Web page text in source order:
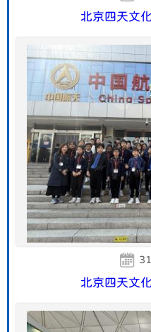
北京四天文
北京四天文